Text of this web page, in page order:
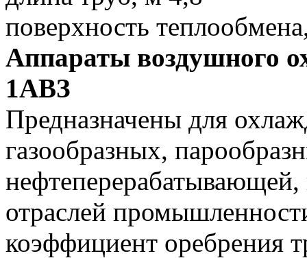
поверхность
Аппараты воздушного
1АВЗ
Предназначены для
газообразных,
отраслей
коэффициент оребрения